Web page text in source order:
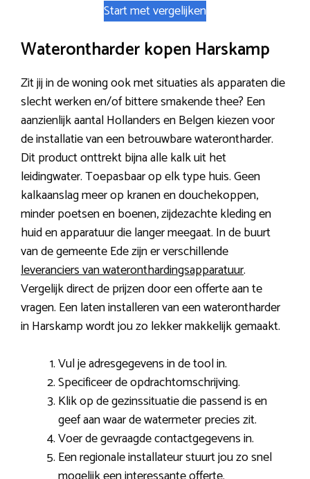
Start met vergelijken
Waterontharder kopen Harskamp
Zit jij in de woning ook met situaties als apparaten die
slecht werken en/of bittere smakende thee? Een
aanzienlijk aantal Hollanders en Belgen kiezen voor
de installatie van een betrouwbare waterontharder.
Dit product onttrekt bijna alle kalk uit het
leidingwater. Toepasbaar op elk type huis. Geen
kalkaanslag meer op kranen en douchekoppen,
minder poetsen en boenen, zijdezachte kleding en
huid en apparatuur die langer meegaat. In de buurt
van de gemeente Ede zijn er verschillende
leveranciers van wateronthardingsapparatuur.
Vergelijk direct de prijzen door een offerte aan te
vragen. Een laten installeren van een waterontharder
in Harskamp wordt jou zo lekker makkelijk gemaakt.
Vul je adresgegevens in de tool in.
Specificeer de opdrachtomschrijving.
Klik op de gezinssituatie die passend is en
geef aan waar de watermeter precies zit.
Voer de gevraagde contactgegevens in.
Een regionale installateur stuurt jou zo snel